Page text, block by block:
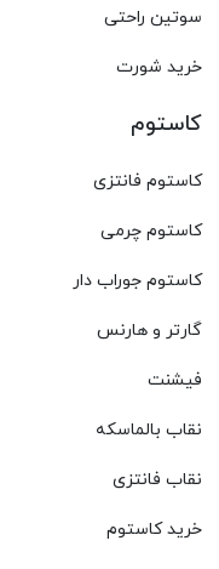
سوتین راحتی
خرید شورت
کاستوم
کاستوم فانتزی
کاستوم چرمی
کاستوم جوراب دار
گارتر و هارنس
فیشنت
نقاب بالماسکه
نقاب فانتزی
خرید کاستوم